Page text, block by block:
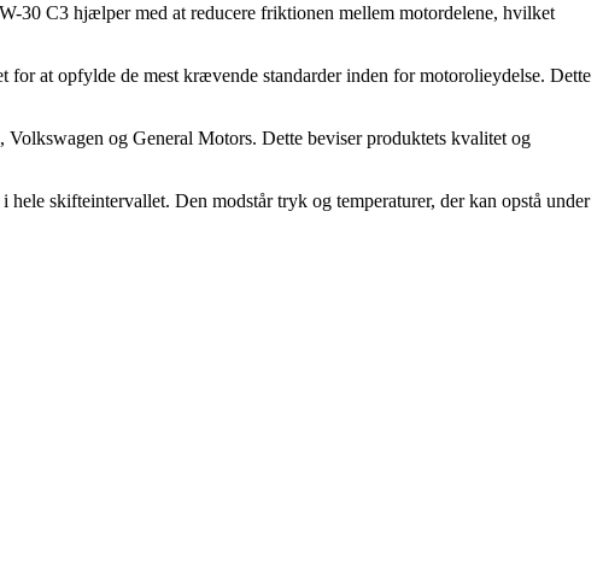
30 C3 hjælper med at reducere friktionen mellem motordelene, hvilket
at opfylde de mest krævende standarder inden for motorolieydelse. Dette
og General Motors. Dette beviser produktets kvalitet og
skifteintervallet. Den modstår tryk og temperaturer, der kan opstå under